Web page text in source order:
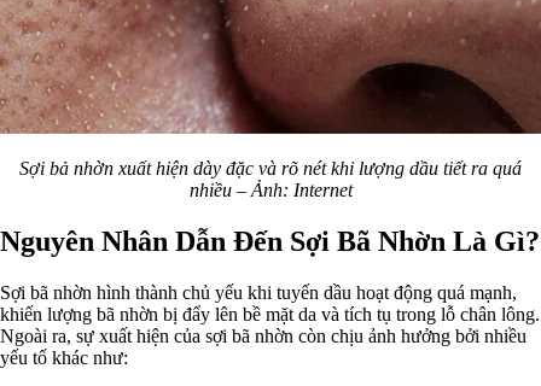
Sợi bả nhờn xuất hiện dày đặc và rõ nét khi lượng dầu tiết ra quá
nhiều – Ảnh: Internet
Nguyên Nhân Dẫn Đến Sợi Bã Nhờn Là Gì?
Sợi bã nhờn hình thành chủ yếu khi tuyến dầu hoạt động quá mạnh,
khiến lượng bã nhờn bị đẩy lên bề mặt da và tích tụ trong lỗ chân lông.
Ngoài ra, sự xuất hiện của sợi bã nhờn còn chịu ảnh hưởng bởi nhiều
yếu tố khác như: